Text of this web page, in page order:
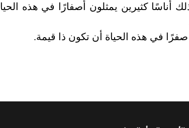
أناسًا كثيرين يمثلون أصفارًا في هذه
في هذه الحياة أن تكون ذا قيمة.